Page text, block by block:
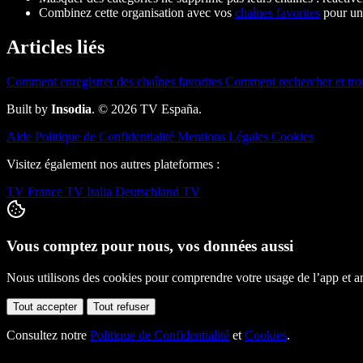
Combinez cette organisation avec vos chaînes favorites pour
Articles liés
Comment enregistrer des chaînes favorites Comment rechercher et
Built by Insodia. © 2026 TV España.
Aide Politique de Confidentialité Mentions Légales Cookies
Visitez également nos autres plateformes :
TV France TV Italia Deutschland TV
Vous comptez pour nous, vos données aussi
Nous utilisons des cookies pour comprendre votre usage de l’app et
Tout accepter Tout refuser
Consultez notre Politique de Confidentialité et Cookies.